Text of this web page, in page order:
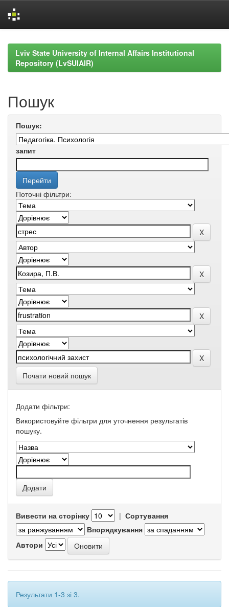
navigationLviv State University of Internal Affairs Institutional
Repository (LvSUIAIR)
Пошук
Пошук:
запит
Поточні фільтри:
Почати новий пошук
Додати фільтри:
Використовуйте фільтри для уточнення результатів
пошуку.
Вивести на сторінку | Сортування
Впорядкування
Автори
Результати 1-3 зі 3.